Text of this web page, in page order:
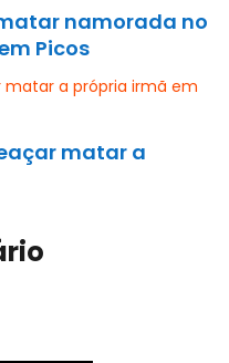
namorada no
Picos
matar a